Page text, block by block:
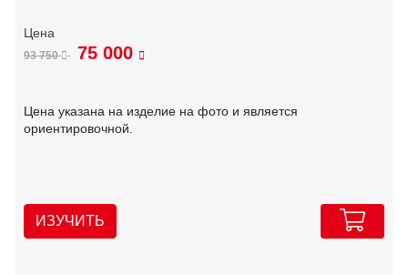
93 750 75 000
Цена указана на изделие на фото и является
ориентировочной.
ИЗУЧИТЬ